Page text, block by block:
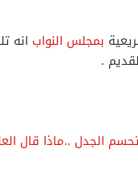
بمجلس النواب انه
.
الجدل ..ماذا قال